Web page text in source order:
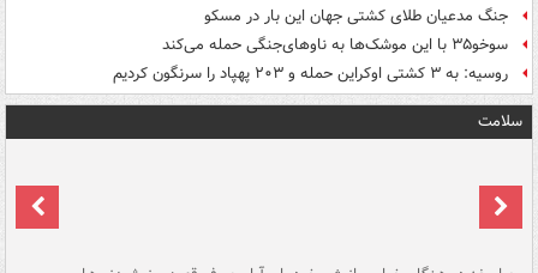
جنگ مدعیان طلای کشتی جهان این بار در مسکو
سوخو۳۵ با این موشک‌ها به ناوهای‌جنگی حمله می‌کند
روسیه: به ۳ کشتی اوکراین حمله و ۲۰۳ پهپاد را سرنگون کردیم
سلامت